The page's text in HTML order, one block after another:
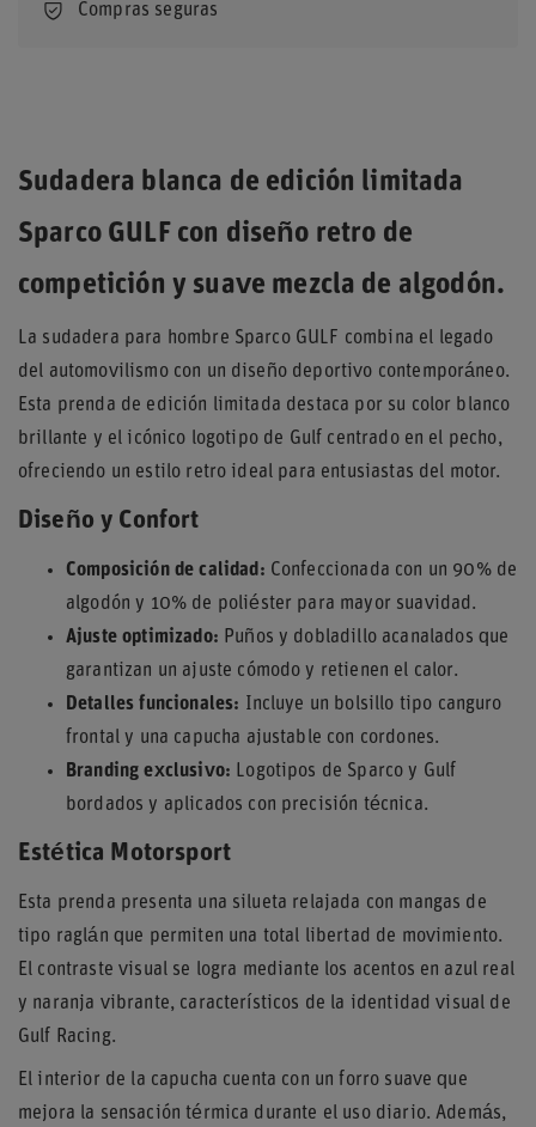
Compras seguras
Sudadera blanca de edición limitada
Sparco GULF con diseño retro de
competición y suave mezcla de algodón.
La sudadera para hombre Sparco GULF combina el legado
del automovilismo con un diseño deportivo contemporáneo.
Esta prenda de edición limitada destaca por su color blanco
brillante y el icónico logotipo de Gulf centrado en el pecho,
ofreciendo un estilo retro ideal para entusiastas del motor.
Diseño y Confort
Composición de calidad: Confeccionada con un 90% de
algodón y 10% de poliéster para mayor suavidad.
Ajuste optimizado: Puños y dobladillo acanalados que
garantizan un ajuste cómodo y retienen el calor.
Detalles funcionales: Incluye un bolsillo tipo canguro
frontal y una capucha ajustable con cordones.
Branding exclusivo: Logotipos de Sparco y Gulf
bordados y aplicados con precisión técnica.
Estética Motorsport
Esta prenda presenta una silueta relajada con mangas de
tipo raglán que permiten una total libertad de movimiento.
El contraste visual se logra mediante los acentos en azul real
y naranja vibrante, característicos de la identidad visual de
Gulf Racing.
El interior de la capucha cuenta con un forro suave que
mejora la sensación térmica durante el uso diario. Además,